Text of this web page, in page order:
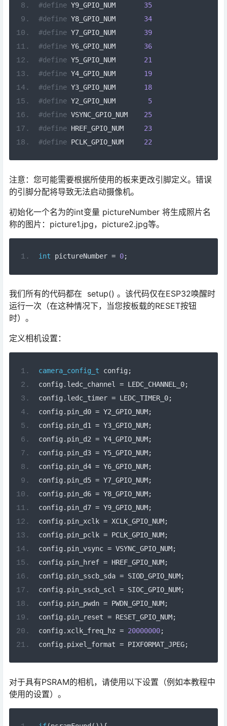
#define Y9_GPIO_NUM 35
#define Y8_GPIO_NUM 34
#define Y7_GPIO_NUM 39
#define Y6_GPIO_NUM 36
#define Y5_GPIO_NUM 21
#define Y4_GPIO_NUM 19
#define Y3_GPIO_NUM 18
#define Y2_GPIO_NUM 5
#define VSYNC_GPIO_NUM 25
#define HREF_GPIO_NUM 23
#define PCLK_GPIO_NUM 22
注意：您可能需要根据所使用的板来更改引脚定义。错误
的引脚分配将导致无法启动摄像机。
初始化一个名为的int变量 pictureNumber 将生成照片名
称的图片：picture1.jpg，picture2.jpg等。
int pictureNumber = 0;
我们所有的代码都在 setup() 。该代码仅在ESP32唤醒时
运行一次（在这种情况下，当您按板载的RESET按钮
时）。
定义相机设置：
camera_config_t config ;
config . ledc_channel = LEDC_CHANNEL_0;
config . ledc_timer = LEDC_TIMER_0;
config . pin_d0 = Y2_GPIO_NUM;
config . pin_d1 = Y3_GPIO_NUM;
config . pin_d2 = Y4_GPIO_NUM;
config . pin_d3 = Y5_GPIO_NUM;
config . pin_d4 = Y6_GPIO_NUM;
config . pin_d5 = Y7_GPIO_NUM;
config . pin_d6 = Y8_GPIO_NUM;
config . pin_d7 = Y9_GPIO_NUM;
config . pin_xclk = XCLK_GPIO_NUM;
config . pin_pclk = PCLK_GPIO_NUM;
config . pin_vsync = VSYNC_GPIO_NUM;
config . pin_href = HREF_GPIO_NUM;
config . pin_sscb_sda = SIOD_GPIO_NUM;
config . pin_sscb_scl = SIOC_GPIO_NUM;
config . pin_pwdn = PWDN_GPIO_NUM;
config . pin_reset = RESET_GPIO_NUM;
config . xclk_freq_hz = 20000000;
config . pixel_format = PIXFORMAT_JPEG;
对于具有PSRAM的相机，请使用以下设置（例如本教程中
使用的设置）。